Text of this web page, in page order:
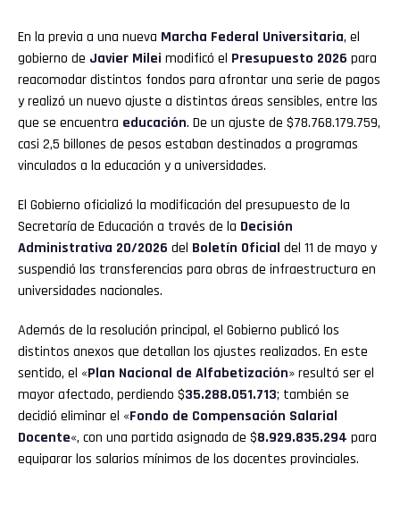
En la previa a una nueva Marcha Federal Universitaria, el
gobierno de Javier Milei modificó el Presupuesto 2026 para
reacomodar distintos fondos para afrontar una serie de pagos
y realizó un nuevo ajuste a distintas áreas sensibles, entre las
que se encuentra educación. De un ajuste de $78.768.179.759,
casi 2,5 billones de pesos estaban destinados a programas
vinculados a la educación y a universidades.
El Gobierno oficializó la modificación del presupuesto de la
Secretaría de Educación a través de la Decisión
Administrativa 20/2026 del Boletín Oficial del 11 de mayo y
suspendió las transferencias para obras de infraestructura en
universidades nacionales.
Además de la resolución principal, el Gobierno publicó los
distintos anexos que detallan los ajustes realizados. En este
sentido, el «Plan Nacional de Alfabetización» resultó ser el
mayor afectado, perdiendo $35.288.051.713; también se
decidió eliminar el «Fondo de Compensación Salarial
Docente«, con una partida asignada de $8.929.835.294 para
equiparar los salarios mínimos de los docentes provinciales.